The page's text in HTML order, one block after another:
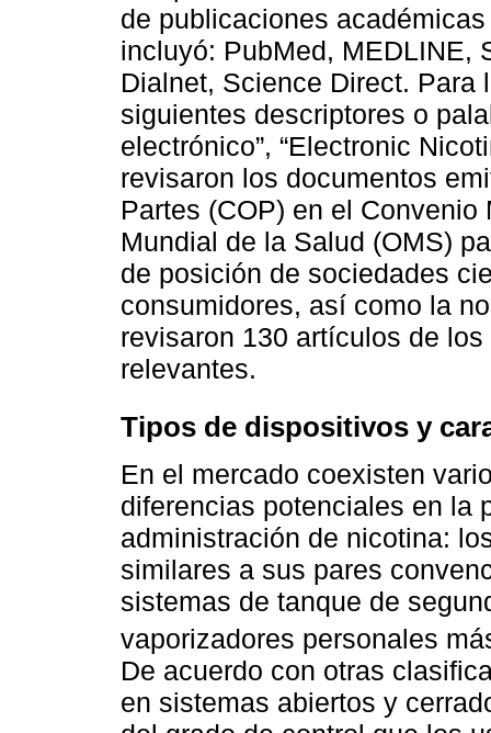
de publicaciones
incluyó: PubMed, MEDLINE,
Dialnet, Science Direct.
siguientes descriptores o
electrónico”, “Electronic
revisaron los documentos
Partes (COP) en el
Mundial de la Salud (OMS)
de posición de sociedades
consumidores, así como la
revisaron 130 artículos de
relevantes.
Tipos de dispositivos y
En el mercado coexisten
diferencias potenciales en la
administración de nicotina:
similares a sus pares
sistemas de tanque de
vaporizadores personales
De acuerdo con otras
en sistemas abiertos y